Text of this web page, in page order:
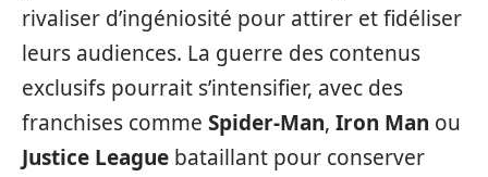
rivaliser d’ingéniosité pour attirer et fidéliser
leurs audiences. La guerre des contenus
exclusifs pourrait s’intensifier, avec des
franchises comme Spider-Man, Iron Man ou
Justice League bataillant pour conserver